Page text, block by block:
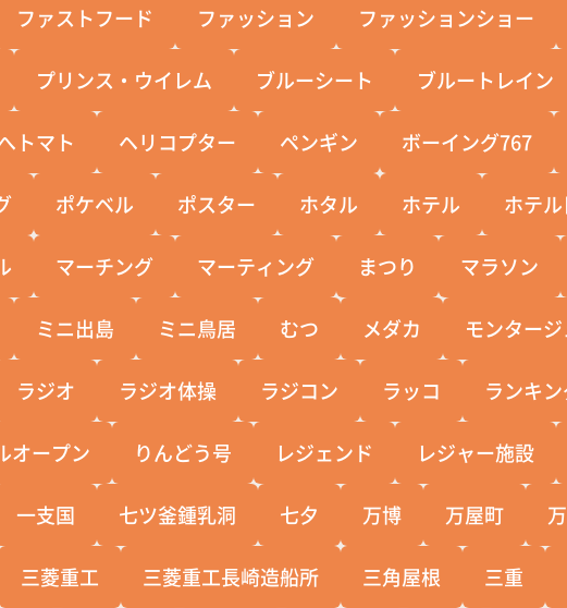
ファストフード ファッション ファッションショー
プリンス・ウイレム ブルーシート ブルートレイン
トマト ヘリコプター ペンギン ボーイング767
ポケベル ポスター ホタル ホテル ホテ
マーチング マーティング まつり マラソン
ミニ出島 ミニ鳥居 むつ メダカ モンタージ
ラジオ ラジオ体操 ラジコン ラッコ ランキ
オープン りんどう号 レジェンド レジャー施設
一支国 七ツ釜鍾乳洞 七夕 万博 万屋町
三菱重工 三菱重工長崎造船所 三角屋根 三重